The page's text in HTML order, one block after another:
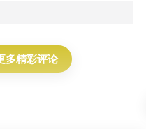
多精彩评论